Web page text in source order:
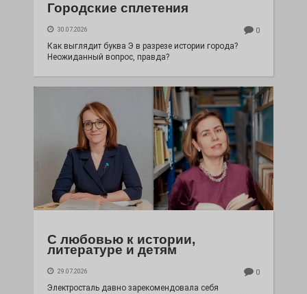
Городские сплетения
30.07.2026 0
Как выглядит буква Э в разрезе истории города?
Неожиданный вопрос, правда?
С любовью к истории,
литературе и детям
29.07.2026 0
Электросталь давно зарекомендовала себя